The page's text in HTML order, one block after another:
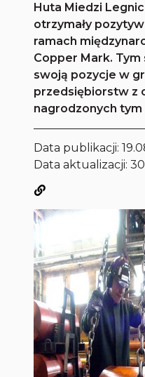
Huta Miedzi
otrzymały
ramach
Copper Mark. Tym
swoją pozycje w
przedsiębiorstw z
nagrodzonych tym
Data publikacji:
Data aktualizacji: